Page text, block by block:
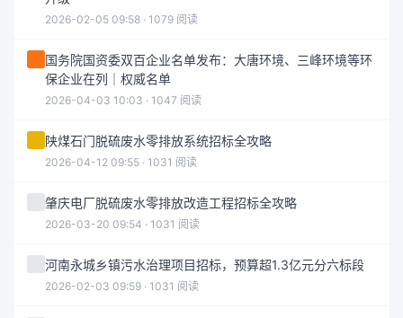
2026-02-05 09:58 · 1079 阅读
国务院国资委双百企业名单发布：大唐环境、三峰环境等环
保企业在列｜权威名单
2026-04-03 10:03 · 1047 阅读
陕煤石门脱硫废水零排放系统招标全攻略
2026-04-12 09:55 · 1031 阅读
肇庆电厂脱硫废水零排放改造工程招标全攻略
2026-03-20 09:54 · 1031 阅读
河南永城乡镇污水治理项目招标，预算超1.3亿元分六标段
2026-02-03 09:59 · 1031 阅读